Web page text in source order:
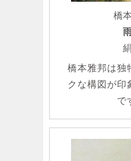
橋
橋本雅邦は独
クな構図が印
で